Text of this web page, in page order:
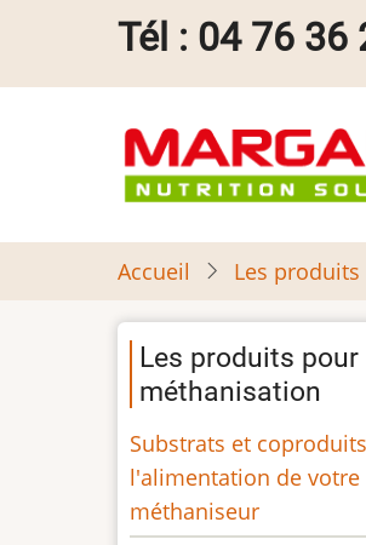
contenu
Tél : 04 76 36
Accueil Les
Les produits pour
méthanisation
Substrats et
l'alimentation de votre
méthaniseur